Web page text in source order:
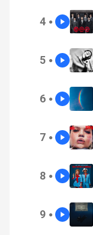
4 ●
5 ●
6 ●
7 ●
8 ●
9 ●